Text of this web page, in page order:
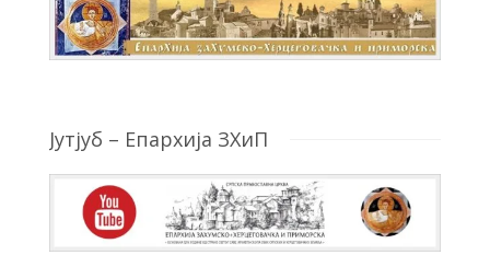
Јутјуб – Епархија ЗХиП